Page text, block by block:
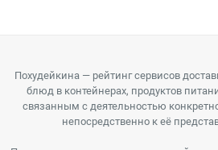
Похудейкина — рейтинг сервисов
блюд в контейнерах, продуктов
связанным с деятельностью
непосредственно к её